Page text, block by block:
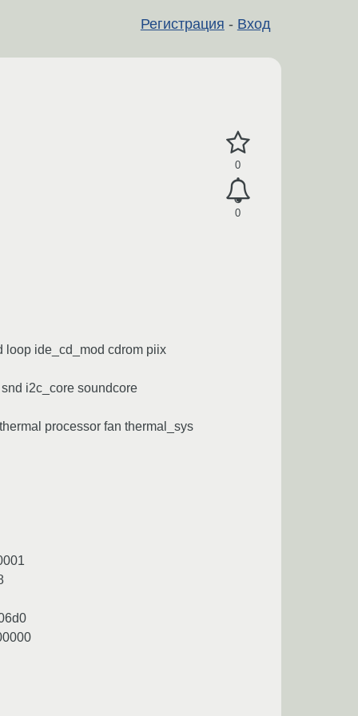
Регистрация - Вход
0
0
loop ide_cd_mod cdrom piix
i2c_core soundcore
processor fan thermal_sys